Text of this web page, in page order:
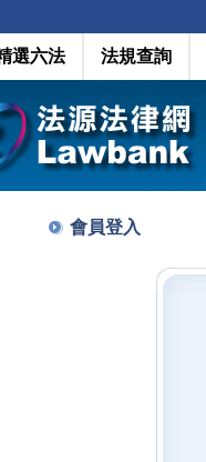
選六法 法規查詢
會員登入